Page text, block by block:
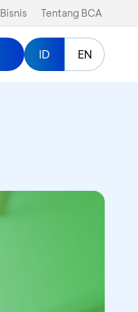
Bisnis Tentang BCA
ID EN